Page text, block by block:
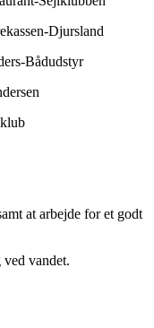
at arbejde for et godt
vandet.